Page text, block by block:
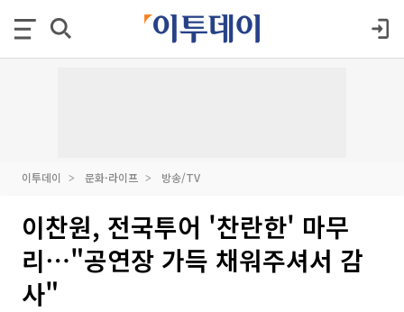
이투데이 문화·라이프 방송/TV
이찬원, 전국투어 '찬란한' 마무
리⋯"공연장 가득 채워주셔서 감
사"